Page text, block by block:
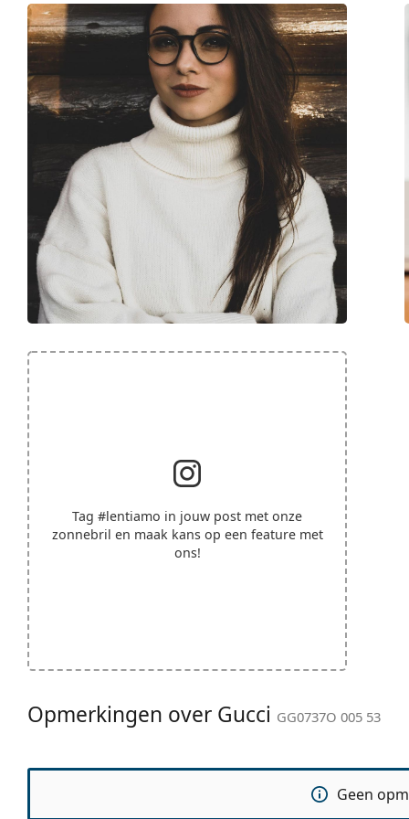
Tag #lentiamo in jouw post met onze
zonnebril en maak kans op een feature met
ons!
Opmerkingen over Gucci GG0737O 005 53
Geen